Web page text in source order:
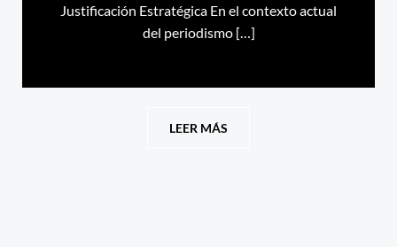
Justificación Estratégica En el contexto actual
del periodismo […]
LEER MÁS